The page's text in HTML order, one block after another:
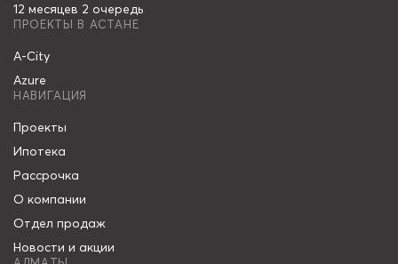
12 месяцев 2 очередь
ПРОЕКТЫ В АСТАНЕ
A-City
Azure
НАВИГАЦИЯ
Проекты
Ипотека
Рассрочка
О компании
Отдел продаж
Новости и акции